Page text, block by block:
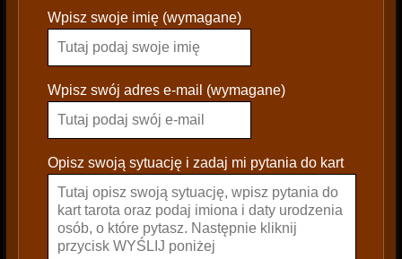
l
a
s
e
a
Wpisz swoje imię (wymagane)
Wpisz swój adres e-mail (wymagane)
Opisz swoją sytuację i zadaj mi pytania do kart